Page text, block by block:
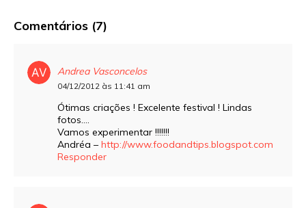
Comentários (7)
Andrea Vasconcelos
04/12/2012 às 11:41 am
Ótimas criações ! Excelente festival ! Lindas
fotos….
Vamos experimentar !!!!!!!
Andréa – http://www.foodandtips.blogspot.com
Responder